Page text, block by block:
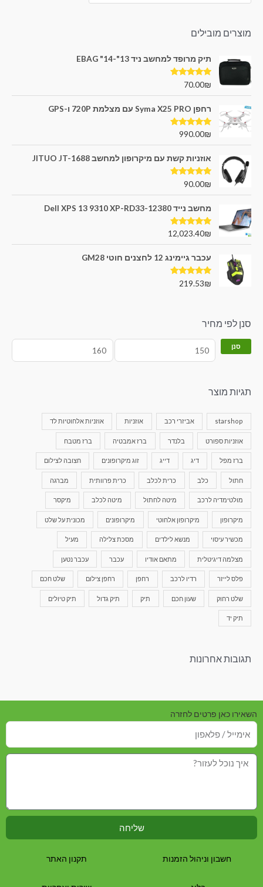
מוצרים מובילים
תיק מרופד למחשב ניד 13"-14" EBAG
דורג5.00
70.00₪
רחפן Syma X25 PRO עם מצלמת 720P ו-GPS
דורג5.00
990.00₪
אוזניות קשת עם מיקרופון למחשב JITUO JT-1688
דורג5.00
90.00₪
מחשב נייד Dell XPS 13 9310 XP-RD33-12380
דורג5.00
12,023.40₪
עכבר גיימינג 12 לחצנים חוטי GM28
דורג 5.00
219.53₪
סנן לפי מחיר
סנן
תגיות מוצר
starshop אביזרי רכב אוזניות אוזניות אלחוטיות לד
אוזניות ספורט בלנדר ברז אמבטיה ברז מטבח
ברז מפל דיג דייג זוג מיקרופונים חצובה לצילום
חתול כלב כרית לכלב כרית פרוותית מברגה
מולטימדיה לרכב מיטה לחתול מיטה לכלב מיקסר
מיקרופון מיקרופון אלחוטי מיקרופונים מכונית על שלט
מכשיר עיסוי מנשא לילדים מסכת צלילה מעיל
מצלמה דיגיטלית מתאם אודיו עכבר עכבר נטען
פלס לייזר רדיו לרכב רחפן רחפן צילום שלט חכם
שלט רחוק שעון חכם תיק תיק גדול תיק טיולים
תיק יד
תגובות אחרונות
השאירו כאן פרטים לחזרה
שליחה
חשבון וניהול הזמנות תקנון האתר